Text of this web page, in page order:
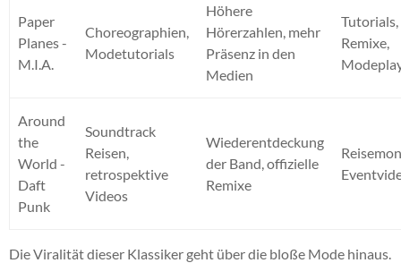
Paper
Planes -
M.I.A.
Choreographien,
Modetutorials
Höhere
Hörerzahlen, mehr
Präsenz in den
Medien
Remixe,
Around
the
World -
Daft
Punk
Soundtrack
Reisen,
retrospektive
Videos
Wiederentdeckung
der Band, offizielle
Remixe
Die Viralität dieser Klassiker geht über die bloße Mode hinaus.